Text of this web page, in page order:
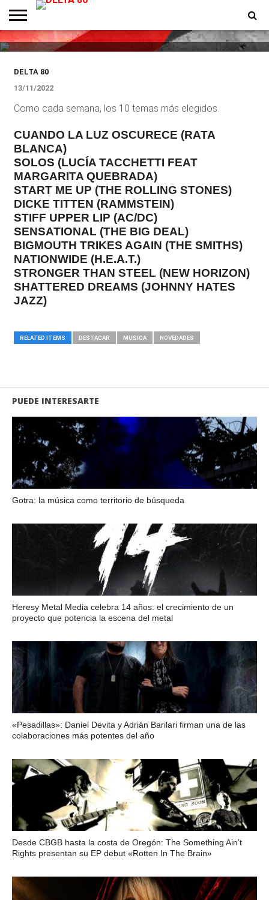
ENTREVISTAS
PREMIOS
PRODUCCIONES
PROGRAMACION
CONTACTO
HOMEPAGE
DESTACADOS
Los elegidos de la semana
DELTA 80
13/11/2022
Como cada semana, los 10 temas más elegidos.
CUANDO LA LUZ OSCURECE (RATA
BLANCA)
SOLOS (LUCÍA TACCHETTI FEAT
MARGARITA QUEBRADA)
START ME UP (THE ROLLING STONES)
DICKE TITTEN (RAMMSTEIN)
STIFF UPPER LIP (AC/DC)
SENSATIONAL (THE BIG DEAL)
BIGMOUTH TRIKES AGAIN (THE SMITHS)
NATIONWIDE (H.E.A.T.)
STRONGER THAN STEEL (NEW HORIZON)
SHATTERED DREAMS (JOHNNY HATES
JAZZ)
RELATED ITEMS DESTACAR MUSICA NOVEDADES
PUEDE INTERESARTE
Gotra: la música como territorio de búsqueda
Heresy Metal Media celebra 14 años: el crecimiento de un
proyecto que potencia la escena del metal
«Pesadillas»: Daniel Devita y Adrián Barilari firman una de las
colaboraciones más potentes del año
Desde CBGB hasta la costa de Oregón: The Something Ain’t
Rights presentan su EP debut «Rotten In The Brain»